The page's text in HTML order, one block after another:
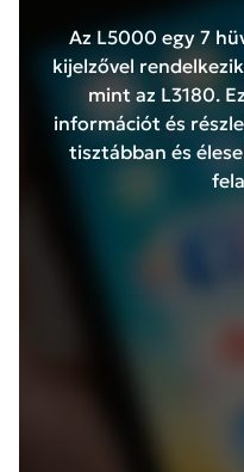
Az L5000 egy 7
kijelzővel
mint az L3180.
információt és
tisztábban és